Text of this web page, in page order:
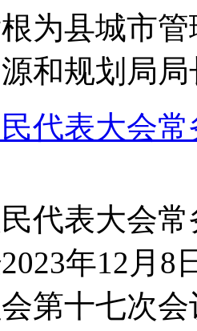
为县城市
和规划局
代表大会
代表大会
年12月8
第十七次